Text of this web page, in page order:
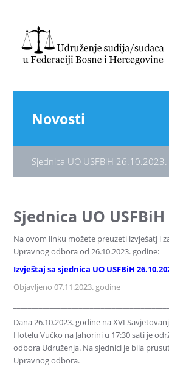
Novosti
Sjednica UO USFBiH 26.10.2023.
Sjednica UO USFBiH
Na ovom linku možete preuzeti izvješatj i
Upravnog odbora od 26.10.2023. godine:
Izvještaj sa sjednica UO USFBiH
Objavljeno 07.11.2023. godine
Dana 26.10.2023. godine na XVI
Hotelu Vučko na Jahorini u 17:30 sati je
odbora Udruženja. Na sjednici je bila
Upravnog odbora.